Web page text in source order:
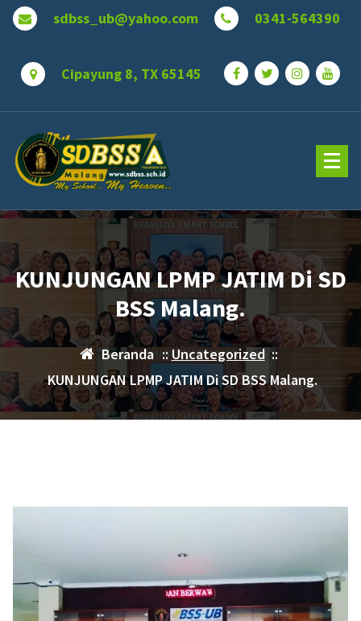
Lewati
sdbss_ub@yahoo.com 0341-564390
Cipayung 8, TX 65145
KUNJUNGAN LPMP JATIM Di SD
BSS Malang.
Beranda ::Uncategorized::
KUNJUNGAN LPMP JATIM Di SD BSS Malang.